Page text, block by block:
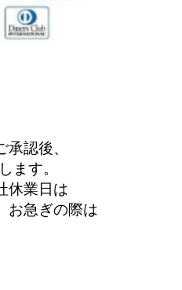
認後、
ます。
休業日は
お急ぎの際は